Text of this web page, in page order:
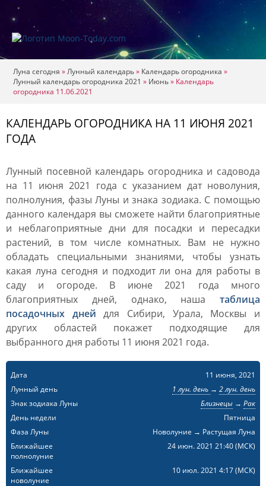
Луна сегодня »Лунный календарь» Календарь огородника »
Лунный календарь огородника 2021 » Июнь» Календарь
огородника 11.06.2021
КАЛЕНДАРЬ ОГОРОДНИКА НА 11 ИЮНЯ 2021
ГОДА
Лунный посевной календарь огородника и садовода
на 11 июня 2021 года с указанием дат новолуния,
полнолуния, фазы Луны и знака зодиака. С помощью
данного календаря вы сможете найти благоприятные
и неблагоприятные дни для посадки и пересадки
растений, в том числе комнатных. Вам не нужно
обладать специальными знаниями, чтобы узнать
какая луна сегодня и подходит ли она для работы в
саду и огороде. В июне 2021 года много
благоприятных дней, однако, наша таблица
посадочных дней для Сибири, Урала, Москвы и
других областей покажет подходящие для
выбранного дня работы 11 июня 2021 года.
Дата
11 июня, 2021
Лунный день
1 лун. день → 2 лун. день
Знак зодиака Луны
Близнецы→ Рак
День недели
Пятница
Фаза Луны
Новолуние → Растущая Луна
Ближайшее
полнолуние
24 июн. 2021 21:40(МСК)
Ближайшее
новолуние
10 июл. 2021 4:17(МСК)